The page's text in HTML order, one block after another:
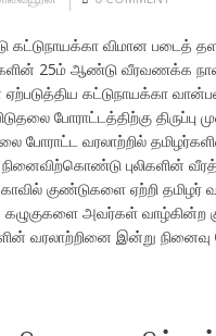
கட்டுநாயக்கா விமான படைத்
25ம் ஆண்டு வீரவணக்க
ஏற்படுத்திய கட்டுநாயக்கா
போராட்டத்திற்கு
போராட்ட வரலாற்றில்
புலிகளின்
குண்டுகளை ஏற்றி
அவர்கள் வாழ்கின்ற
வரலாற்றினை இன்று